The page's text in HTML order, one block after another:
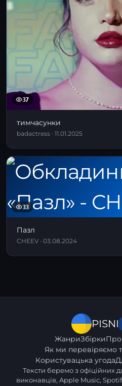
37
тимчасунки
badactress · 11.01.2025
33
Пазл
CHEEV · 03.08.2024
PISNI
ЖанриЗбіркиПро
Як ми перевіряємо
Користувацька угода
Тексти беремо з офіційних
виконавців, Apple Music,